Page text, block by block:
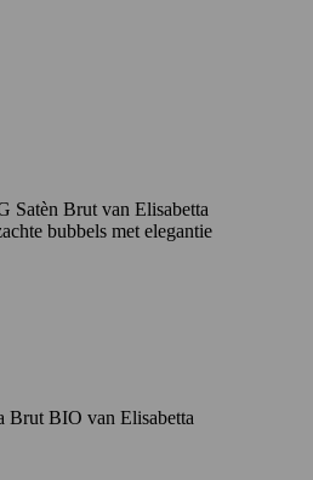
Satèn Brut van Elisabetta
bubbels met elegantie